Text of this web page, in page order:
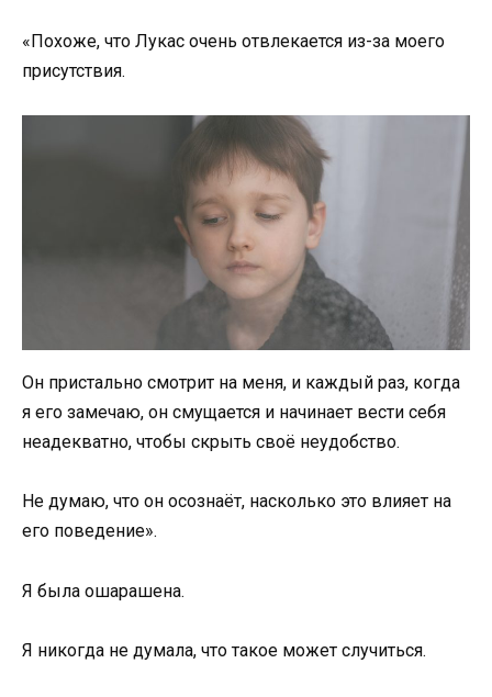
«Похоже, что Лукас очень отвлекается из-за моего
присутствия.
Он пристально смотрит на меня, и каждый раз, когда
я его замечаю, он смущается и начинает вести себя
неадекватно, чтобы скрыть своё неудобство.
Не думаю, что он осознаёт, насколько это влияет на
его поведение».
Я была ошарашена.
Я никогда не думала, что такое может случиться.